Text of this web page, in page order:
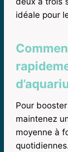
idéale pour
Pour
maintenez
moyenne à